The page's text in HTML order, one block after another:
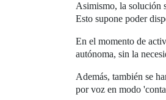
Asimismo, la solución
Esto supone poder
En el momento de
autónoma, sin la
Además, también se
por voz en modo